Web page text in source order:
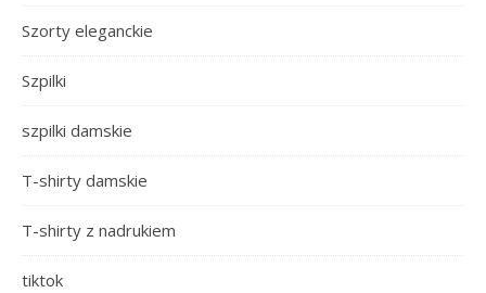
Szorty eleganckie
Szpilki
szpilki damskie
T-shirty damskie
T-shirty z nadrukiem
tiktok